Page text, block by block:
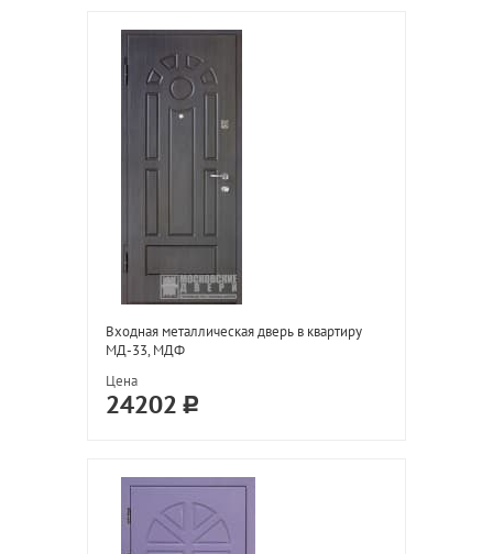
Входная металлическая дверь в квартиру
МД-33, МДФ
Цена
24202